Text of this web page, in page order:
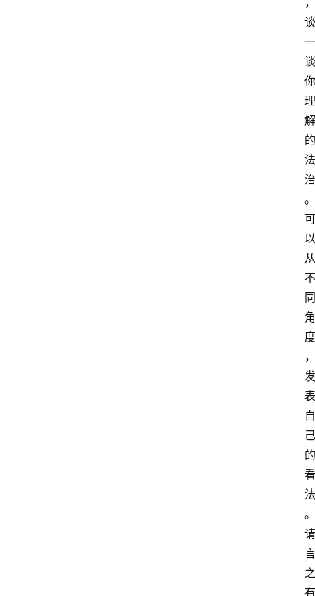
谈
一
谈
你
理
解
的
法
治
。
可
以
从
不
同
角
度
，
发
表
自
己
的
看
法
。
请
言
之
有